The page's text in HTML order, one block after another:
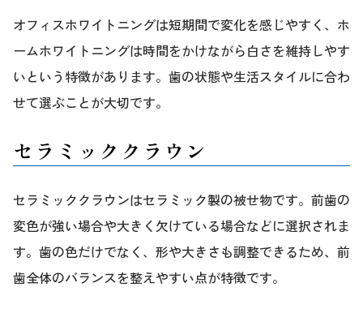
オフィスホワイトニングは短期間で変化を感じやすく、ホ
ームホワイトニングは時間をかけながら白さを維持しやす
いという特徴があります。歯の状態や生活スタイルに合わ
せて選ぶことが大切です。
セラミッククラウン
セラミッククラウンはセラミック製の被せ物です。前歯の
変色が強い場合や大きく欠けている場合などに選択されま
す。歯の色だけでなく、形や大きさも調整できるため、前
歯全体のバランスを整えやすい点が特徴です。